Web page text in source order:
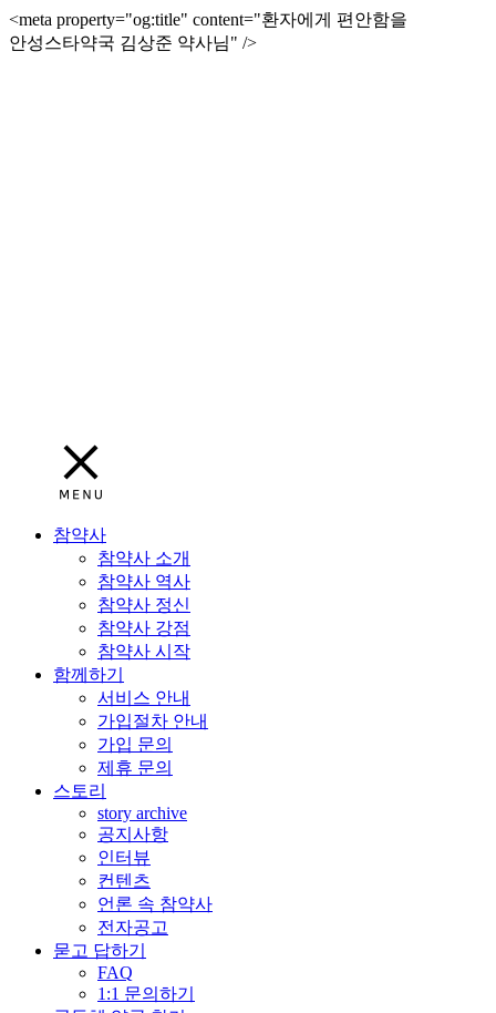
<meta property="og:title" content="환자에게 편안함을
안성스타약국 김상준 약사님" />
참약사
참약사 소개
참약사 역사
참약사 정신
참약사 강점
참약사 시작
함께하기
서비스 안내
가입절차 안내
가입 문의
제휴 문의
스토리
story archive
공지사항
인터뷰
컨텐츠
언론 속 참약사
전자공고
묻고 답하기
FAQ
1:1 문의하기